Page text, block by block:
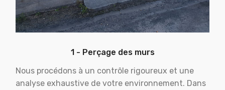
1 - Perçage des murs
Nous procédons à un contrôle rigoureux et une
analyse exhaustive de votre environnement. Dans